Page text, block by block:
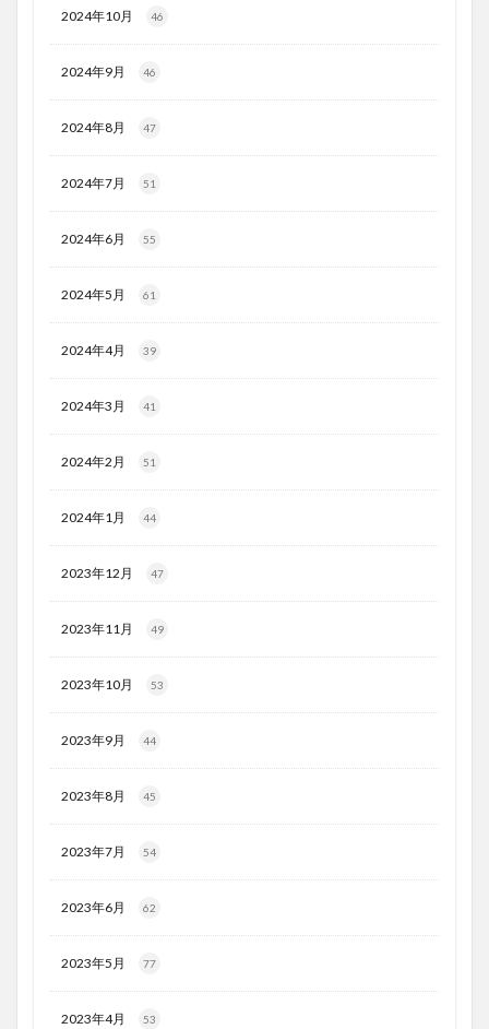
2024年10月 46
2024年9月 46
2024年8月 47
2024年7月 51
2024年6月 55
2024年5月 61
2024年4月 39
2024年3月 41
2024年2月 51
2024年1月 44
2023年12月 47
2023年11月 49
2023年10月 53
2023年9月 44
2023年8月 45
2023年7月 54
2023年6月 62
2023年5月 77
2023年4月 53